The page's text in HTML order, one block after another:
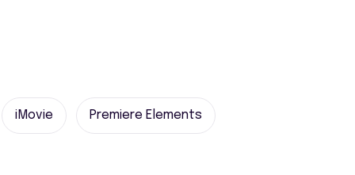
iMovie Premiere Elements